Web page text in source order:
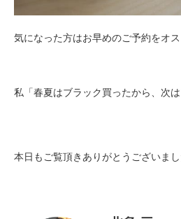
気になった方はお早めのご予約をオス
私「春夏はブラック買ったから、次
本日もご覧頂きありがとうございまし